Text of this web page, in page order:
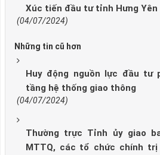
Xúc tiến đầu tư tỉnh Hưng Yên
(04/07/2024)
Những tin cũ hơn
Huy động nguồn lực đầu
tầng hệ thống giao thông
(04/07/2024)
Thường trực Tỉnh ủy giao
MTTQ, các tổ chức chính